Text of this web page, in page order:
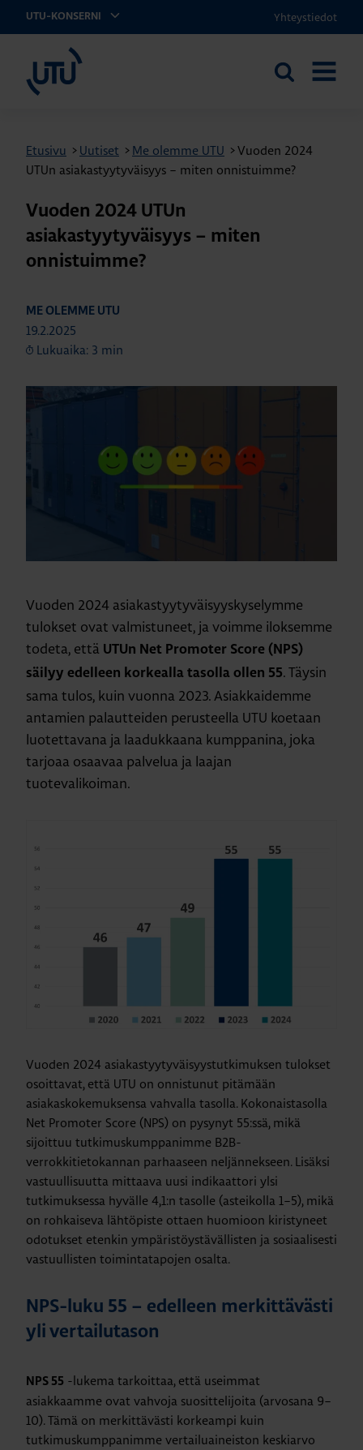
UTU-KONSERNI Yhteystiedot
Etsi
Etusivu > Uutiset > Me olemme UTU >Vuoden 2024
UTUn asiakastyytyväisyys – miten onnistuimme?
Vuoden 2024 UTUn
asiakastyytyväisyys – miten
onnistuimme?
ME OLEMME UTU
19.2.2025
Lukuaika: 3 min
Vuoden 2024 asiakastyytyväisyyskyselymme
tulokset ovat valmistuneet, ja voimme iloksemme
todeta, että UTUn Net Promoter Score (NPS)
säilyy edelleen korkealla tasolla ollen 55. Täysin
sama tulos, kuin vuonna 2023. Asiakkaidemme
antamien palautteiden perusteella UTU koetaan
luotettavana ja laadukkaana kumppanina, joka
tarjoaa osaavaa palvelua ja laajan
tuotevalikoiman.
Vuoden 2024 asiakastyytyväisyystutkimuksen tulokset
osoittavat, että UTU on onnistunut pitämään
asiakaskokemuksensa vahvalla tasolla. Kokonaistasolla
Net Promoter Score (NPS) on pysynyt 55:ssä, mikä
sijoittuu tutkimuskumppanimme B2B-
verrokkitietokannan parhaaseen neljännekseen. Lisäksi
vastuullisuutta mittaava uusi indikaattori ylsi
tutkimuksessa hyvälle 4,1:n tasolle (asteikolla 1–5), mikä
on rohkaiseva lähtöpiste ottaen huomioon kiristyneet
odotukset etenkin ympäristöystävällisten ja sosiaalisesti
vastuullisten toimintatapojen osalta.
NPS-luku 55 – edelleen merkittävästi
yli vertailutason
NPS 55 -lukema tarkoittaa, että useimmat
asiakkaamme ovat vahvoja suosittelijoita (arvosana 9–
10). Tämä on merkittävästi korkeampi kuin
tutkimuskumppanimme vertailuaineiston keskiarvo